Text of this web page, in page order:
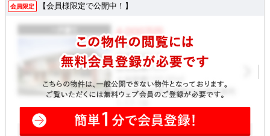
会員限定 【会員様限定で公開中！】